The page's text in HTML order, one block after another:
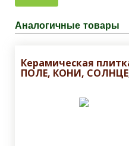
Аналогичные товары
Керамическая
ПОЛЕ, КОНИ,